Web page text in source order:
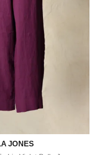
rapide
JONES